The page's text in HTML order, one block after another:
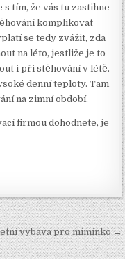
tím, že vás tu zastihne
komplikovat
se tedy zvážit, zda
na léto, jestliže je to
i při stěhování v létě.
denní teploty. Tam
na zimní období.
firmou dohodnete, je
výbava pro miminko →